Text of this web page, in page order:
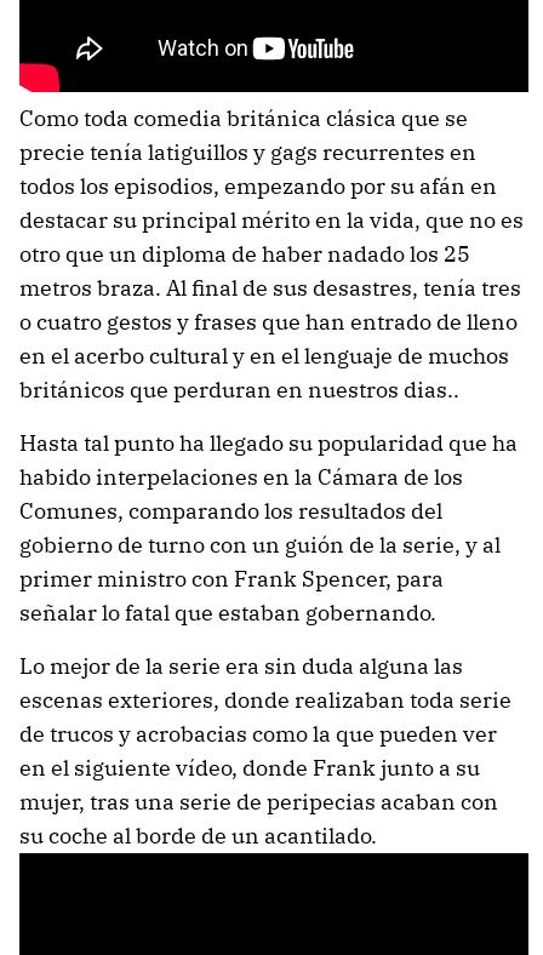
Como toda comedia británica clásica que se
precie tenía latiguillos y gags recurrentes en
todos los episodios, empezando por su afán en
destacar su principal mérito en la vida, que no es
otro que un diploma de haber nadado los 25
metros braza. Al final de sus desastres, tenía tres
o cuatro gestos y frases que han entrado de lleno
en el acerbo cultural y en el lenguaje de muchos
británicos que perduran en nuestros dias..
Hasta tal punto ha llegado su popularidad que ha
habido interpelaciones en la Cámara de los
Comunes, comparando los resultados del
gobierno de turno con un guión de la serie, y al
primer ministro con Frank Spencer, para
señalar lo fatal que estaban gobernando.
Lo mejor de la serie era sin duda alguna las
escenas exteriores, donde realizaban toda serie
de trucos y acrobacias como la que pueden ver
en el siguiente vídeo, donde Frank junto a su
mujer, tras una serie de peripecias acaban con
su coche al borde de un acantilado.